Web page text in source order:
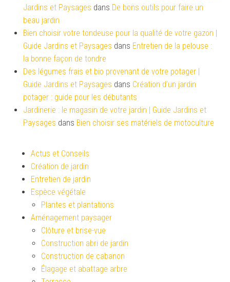
Jardins et Paysages dans De bons outils pour faire un
beau jardin
Bien choisir votre tondeuse pour la qualité de votre gazon |
Guide Jardins et Paysages dans Entretien de la pelouse :
la bonne façon de tondre
Des légumes frais et bio provenant de votre potager |
Guide Jardins et Paysages dans Création d’un jardin
potager : guide pour les débutants
Jardinerie : le magasin de votre jardin | Guide Jardins et
Paysages dans Bien choisir ses matériels de motoculture
Actus et Conseils
Création de jardin
Entretien de jardin
Espèce végétale
Plantes et plantations
Aménagement paysager
Clôture et brise-vue
Construction abri de jardin
Construction de cabanon
Élagage et abattage arbre